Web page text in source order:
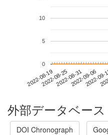
2022-08-192022-08-252022-08-312022-09-06
2022-
0
5
10
外部データベー
DOI Chronograph